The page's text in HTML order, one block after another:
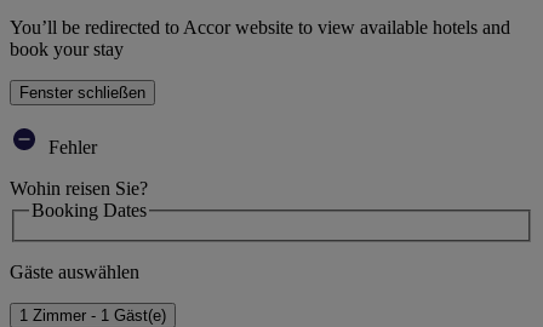
You’ll be redirected to Accor website to view available hotels and
book your stay
Fenster schließen
Fehler
Wohin reisen Sie?
Booking Dates
Gäste auswählen
1 Zimmer - 1 Gäst(e)